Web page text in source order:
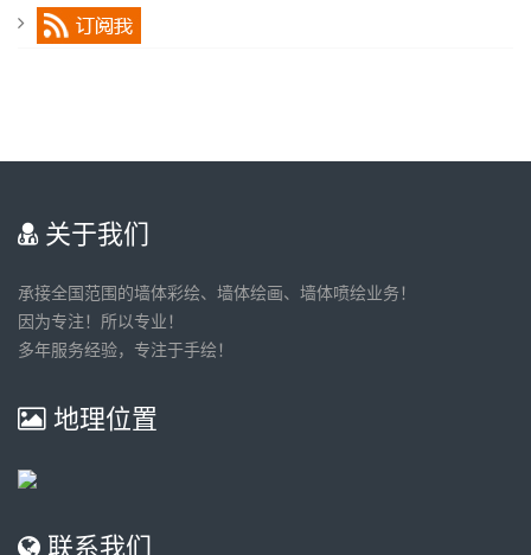
关于我们
承接全国范围的墙体彩绘、墙体绘画、墙体喷绘业务！
因为专注！所以专业！
多年服务经验，专注于手绘！
地理位置
联系我们